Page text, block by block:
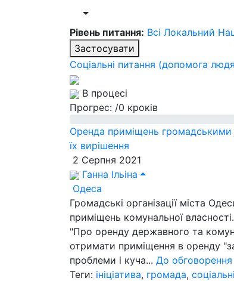
Рівень питання: Всі Локальний
Застосувати
Соціальні питання (допомога
В процесі
Прогрес: /0 кроків
Оренда приміщень громадськими
їх вирішення
2 Серпня 2021
Ганна Ільіна
Одеса
Громадські організації міста
приміщень комунальної
"Про оренду державного та
отримати приміщення в оренду
проблеми і куча... До обговорення
Теги: ініціатива, громада,